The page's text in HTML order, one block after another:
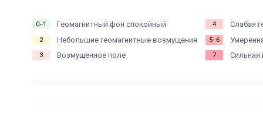
0−1 Геомагнитный фон спокойный
2 Небольшие геомагнитные возмущения
3 Возмущенное поле
4 Слабая
5−6
7 Сильная